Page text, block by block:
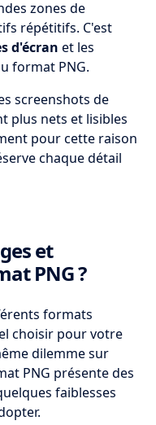
zones de
répétitifs. C'est
d'écran et les
format PNG.
screenshots de
plus nets et lisibles
pour cette raison
chaque détail
et
PNG ?
formats
choisir pour votre
dilemme sur
PNG présente des
faiblesses